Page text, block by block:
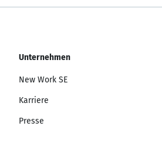
Unternehmen
New Work SE
Karriere
Presse